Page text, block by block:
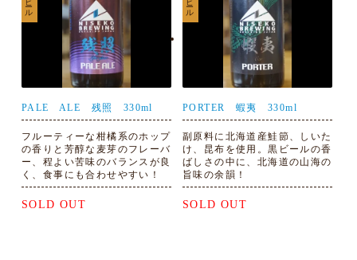
PALE ALE 残照 330ml
フルーティーな柑橘系のホップ
の香りと芳醇な麦芽のフレーバ
ー、程よい苦味のバランスが良
く、食事にも合わせやすい！
SOLD OUT
PORTER 蝦夷 330ml
副原料に北海道産鮭節、しいた
け、昆布を使用。黒ビールの香
ばしさの中に、北海道の山海の
旨味の余韻！
SOLD OUT